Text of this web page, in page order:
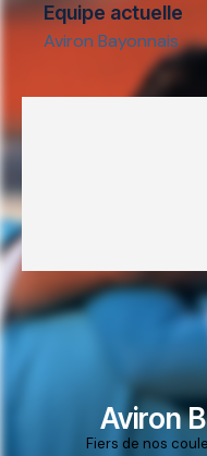
Equipe actuelle
Aviron Bayonnais
Aviron
Fiers de nos